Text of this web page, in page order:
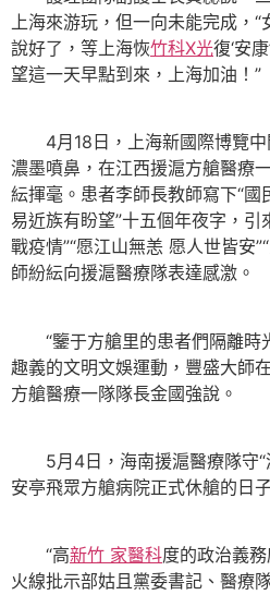
上海來游玩，但一向未能完成，
說好了，等上海恢竹科X光復‘安
望這一天早點到來，上海加油！”
4月18日，上海新國際博覽中
濃墨噴鼻，在江西援滬方艙醫療
紜揮毫。患者李師長教師寫下“
易近族有盼望”十五個年夜字，引
戰疫情”“愿江山無恙 愿人世皆安
師紛紜向援滬醫療隊表達感激。
“鑒于方艙里的患者們隔離時
趣義的文明文娛運動，豐盛大師
方艙醫療一隊隊長金國強說。
5月4日，海南援滬醫療隊守“
安亭飛眾方艙病院正式休艙的日
“高新竹 家醫科度的政治義務
火線批示部姑且黨委書記、醫療